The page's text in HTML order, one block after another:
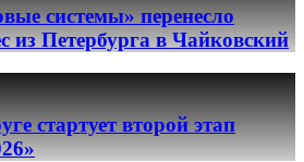
системы» перенесло
из Петербурга в Чайковский
стартует второй этап